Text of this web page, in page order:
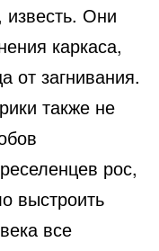
известь. Они
каркаса,
от загнивания.
также не
рос,
выстроить
все